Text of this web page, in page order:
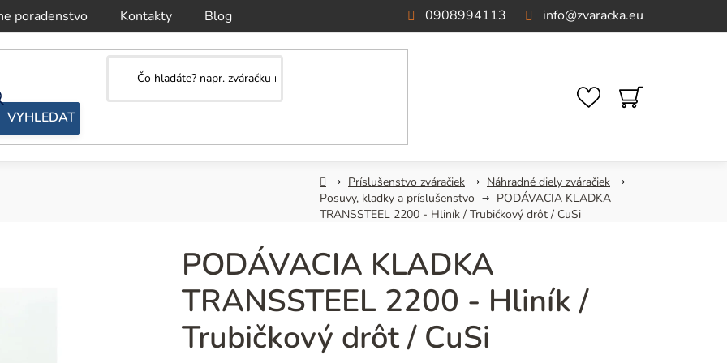
poradenstvo Kontakty Blog info@zvaracka.eu
0908994113
NÁKUPNÝ
KOŠÍK
DomovPríslušenstvo zváračiek
Náhradné diely zváračiek
Posuvy, kladky a príslušenstvo
PODÁVACIA KLADKA
TRANSSTEEL 2200 - Hliník / Trubičkový drôt / CuSi
PODÁVACIA KLADKA
TRANSSTEEL 2200 - Hliník /
Trubičkový drôt / CuSi